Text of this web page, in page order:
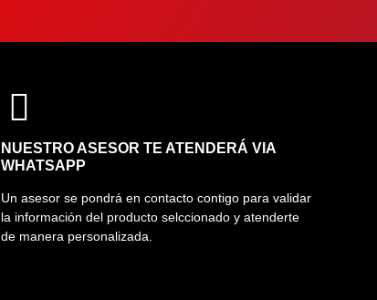
NUESTRO ASESOR TE ATENDERÁ VIA
WHATSAPP
Un asesor se pondrá en contacto contigo para validar
la información del producto selccionado y atenderte
de manera personalizada.